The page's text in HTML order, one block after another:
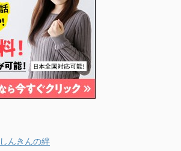
んきんの絆